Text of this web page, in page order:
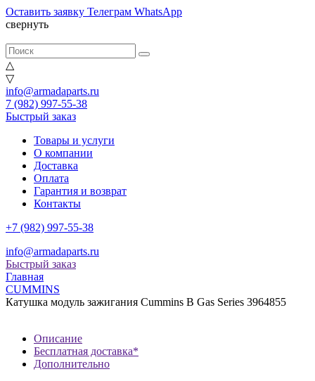
Оставить заявку Телеграм WhatsApp
свернуть
△
▽
info@armadaparts.ru
7 (982) 997-55-38
Быстрый заказ
Товары и услуги
О компании
Доставка
Оплата
Гарантия и возврат
Контакты
+7 (982) 997-55-38
info@armadaparts.ru
Быстрый заказ
Главная
CUMMINS
Катушка модуль зажигания Cummins B Gas Series 3964855
Описание
Бесплатная доставка*
Дополнительно